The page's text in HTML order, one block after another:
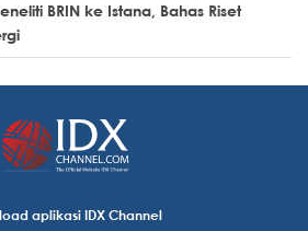
BRIN ke Istana, Bahas Riset
aplikasi IDX Channel